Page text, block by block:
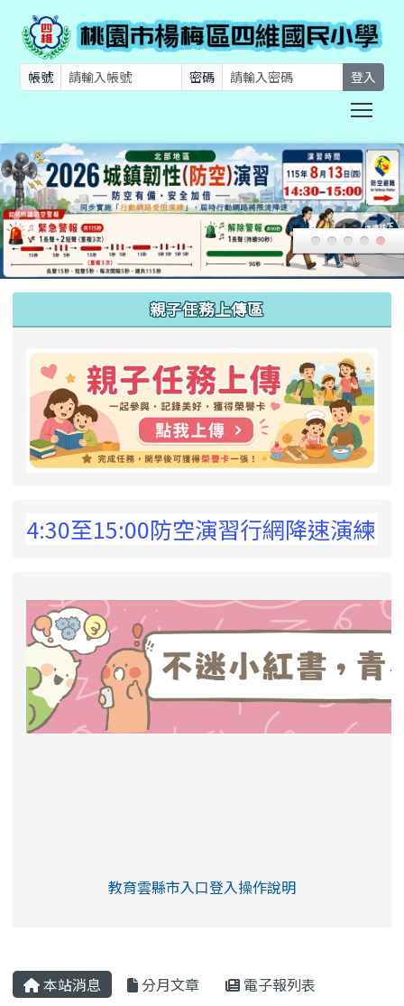
帳號 密碼 登入
親子任務上傳區
至15:00防空演習行網降速演練，請
link to https://eliteracy.edu.tw/Shorts/
教育雲縣市入口登入操作說明
本站消息 分月文章 電子報列表